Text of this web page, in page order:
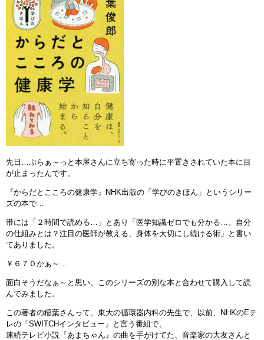
先日…ぷらぁ～っと本屋さんに立ち寄った時に平置きされていた本に目
が止まったんです。
『からだとこころの健康学』NHK出版の「学びのきほん」というシリー
ズの本で…
帯には「２時間で読める…」とあり「医学知識ゼロでも分かる…。自分
の仕組みとは？注目の医師が教える、身体を大切にし続ける術」と書い
てありました。
￥６７０かぁ～…
面白そうだなぁ～と思い、このシリーズの別な本と合わせて購入して読
んでみました。
この著者の稲葉さんって、東大の循環器内科の先生で、以前、NHKのEテ
レの「SWITCHインタビュー」と言う番組で、
連続テレビ小説『あまちゃん』の曲を手がけてた、音楽家の大友さんと